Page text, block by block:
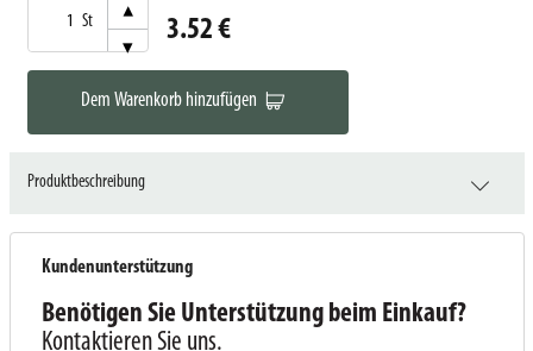
3.52 €
St
▾
▾
Dem Warenkorb hinzufügen
Produktbeschreibung
Kundenunterstützung
Benötigen Sie Unterstützung beim Einkauf?
Kontaktieren Sie uns.